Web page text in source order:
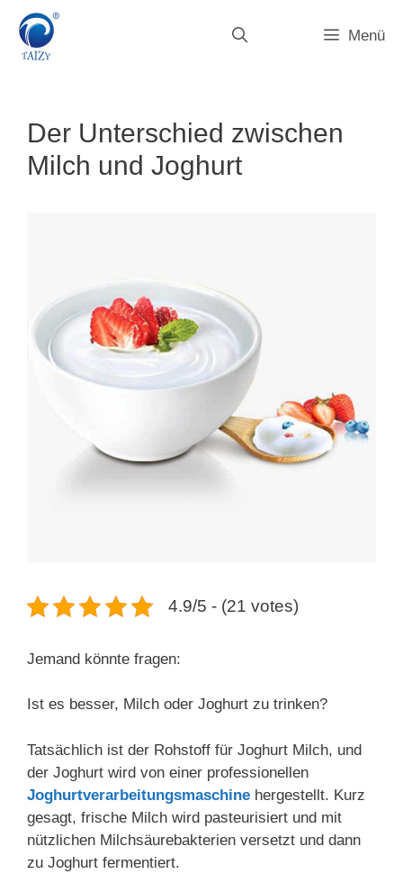
Zum
Inhalt
springen
Menü
Der Unterschied zwischen
Milch und Joghurt
4.9/5 - (21 votes)
Jemand könnte fragen:
Ist es besser, Milch oder Joghurt zu trinken?
Tatsächlich ist der Rohstoff für Joghurt Milch, und
der Joghurt wird von einer professionellen
Joghurtverarbeitungsmaschine hergestellt. Kurz
gesagt, frische Milch wird pasteurisiert und mit
nützlichen Milchsäurebakterien versetzt und dann
zu Joghurt fermentiert.